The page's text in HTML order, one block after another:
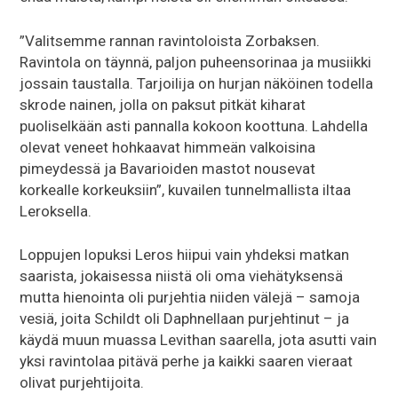
”Valitsemme rannan ravintoloista Zorbaksen.
Ravintola on täynnä, paljon puheensorinaa ja musiikki
jossain taustalla. Tarjoilija on hurjan näköinen todella
skrode nainen, jolla on paksut pitkät kiharat
puoliselkään asti pannalla kokoon koottuna. Lahdella
olevat veneet hohkaavat himmeän valkoisina
pimeydessä ja Bavarioiden mastot nousevat
korkealle korkeuksiin”, kuvailen tunnelmallista iltaa
Leroksella.
Loppujen lopuksi Leros hiipui vain yhdeksi matkan
saarista, jokaisessa niistä oli oma viehätyksensä
mutta hienointa oli purjehtia niiden välejä – samoja
vesiä, joita Schildt oli Daphnellaan purjehtinut – ja
käydä muun muassa Levithan saarella, jota asutti vain
yksi ravintolaa pitävä perhe ja kaikki saaren vieraat
olivat purjehtijoita.